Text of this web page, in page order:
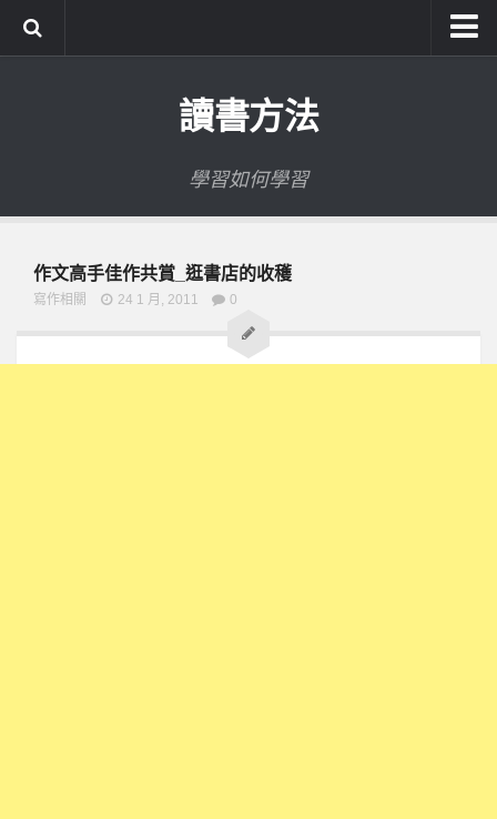
讀書方法
學習如何學習
作文高手佳作共賞_逛書店的收穫
寫作相關 24 1 月, 2011 0